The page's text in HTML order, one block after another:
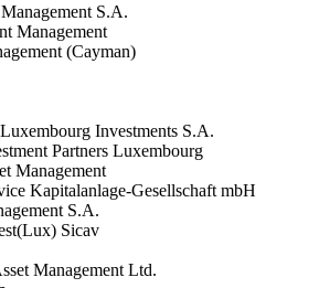
S.A.
Management
(Cayman)
Investments S.A.
Partners Luxembourg
Management
Kapitalanlage-Gesellschaft mbH
S.A.
Sicav
Management Ltd.